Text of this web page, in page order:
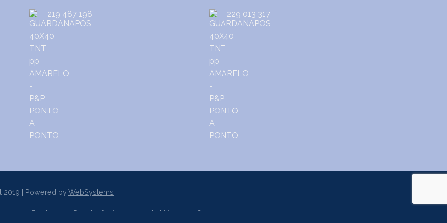
219 487 198 229 013 317
2019 | Powered byWebSystems
a uma Entidade de Resolução Alternativa de Litígios de Consumo.